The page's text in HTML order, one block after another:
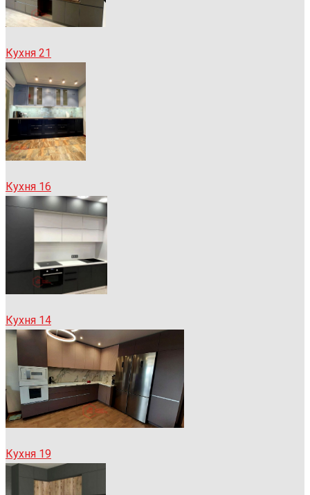
Кухня 21
Кухня 16
Кухня 14
Кухня 19